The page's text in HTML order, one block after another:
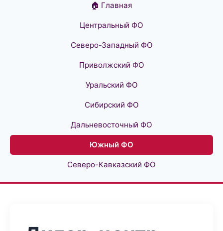
🏠 Главная
Центральный ФО
Северо-Западный ФО
Приволжский ФО
Уральский ФО
Сибирский ФО
Дальневосточный ФО
Южный ФО
Северо-Кавказский ФО